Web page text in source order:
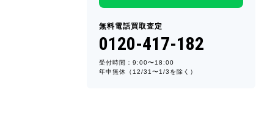
無料電話買取査定
0120-417-182
受付時間：9:00〜18:00
年中無休（12/31〜1/3を除く）